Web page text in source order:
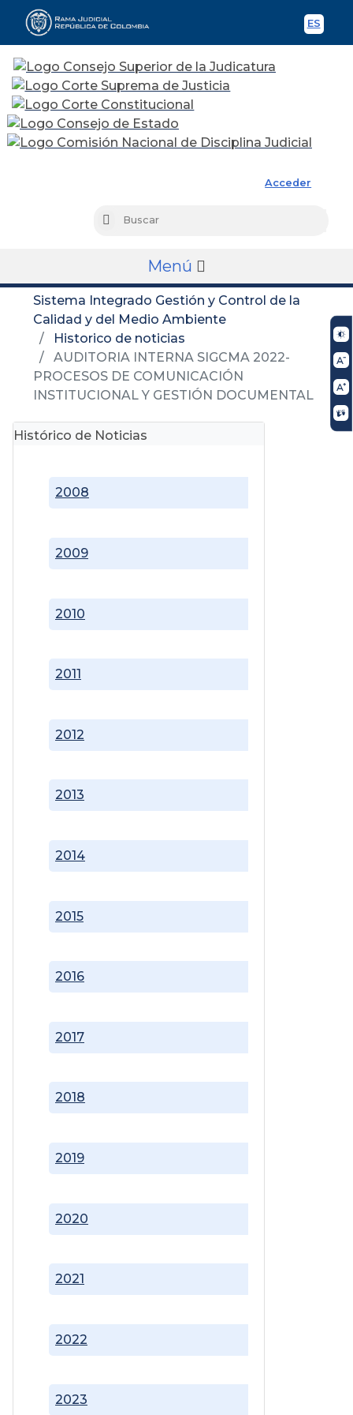
ES
Acceder
Buscar
Menú
Sistema Integrado Gestión y Control de la
Calidad y del Medio Ambiente
Historico de noticias
AUDITORIA INTERNA SIGCMA 2022-
PROCESOS DE COMUNICACIÓN
INSTITUCIONAL Y GESTIÓN DOCUMENTAL
Histórico de Noticias
2008
2009
2010
2011
2012
2013
2014
2015
2016
2017
2018
2019
2020
2021
2022
2023